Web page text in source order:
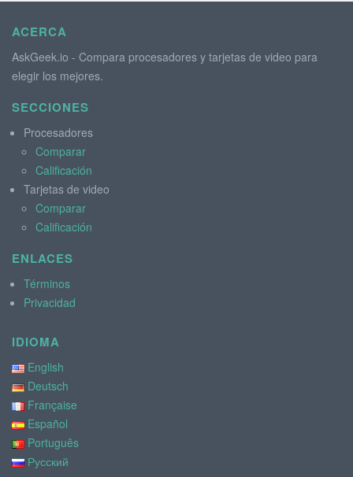
ACERCA
AskGeek.io - Compara procesadores y tarjetas de video para
elegir los mejores.
SECCIONES
Procesadores
Comparar
Calificación
Tarjetas de video
Comparar
Calificación
ENLACES
Términos
Privacidad
IDIOMA
English
Deutsch
Française
Español
Português
Русский